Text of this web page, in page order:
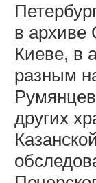
в архиве
Киеве, в
разным
других